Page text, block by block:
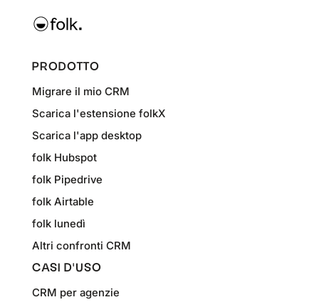
PRODOTTO
Migrare il mio CRM
Scarica l'estensione folkX
Scarica l'app desktop
folk Hubspot
folk Pipedrive
folk Airtable
folk lunedì
Altri confronti CRM
CASI D'USO
CRM per agenzie